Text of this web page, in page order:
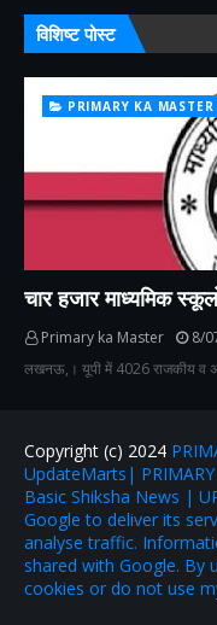
विशिष्ट पोस्ट
PRIMARY KA MASTER
चार हजार माध्यमिक
Primary ka Master
8/
लखनऊ,। यूपी में 4026 राजकीय व
Copyright (c) 2024
UpdateMarts|
Basic Shiksha News |
Google to deliver its
analyse traffic.
shared with Google. By
cookies or do not use